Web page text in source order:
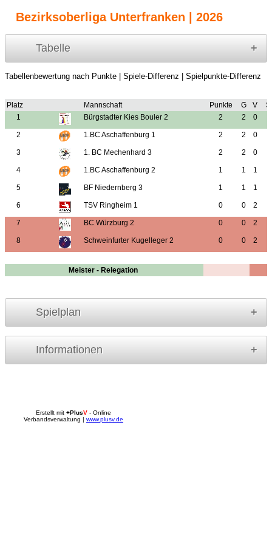
Bezirksoberliga Unterfranken | 2026
Tabelle
Tabellenbewertung nach Punkte | Spiele-Differenz | Spielpunkte-Differenz
Platz Mannschaft Punkte G V
1
Bürgstadter Kies Bouler 2 2 2 0
2 1.BC Aschaffenburg 1 2 2 0
3 1. BC Mechenhard 3 2 2 0
4 1.BC Aschaffenburg 2 1 1 1
5 BF Niedernberg 3 1 1 1
6 TSV Ringheim 1 0 0 2
7 BC Würzburg 2 0 0 2
8 Schweinfurter Kugelleger 2 0 0 2
Meister - Relegation
Spielplan
Informationen
Erstellt mit +PlusV - Online
Verbandsverwaltung | www.plusv.de